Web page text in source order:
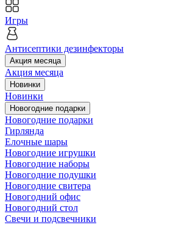
Игры
Антисептики дезинфекторы
Акция месяца
Акция месяца
Новинки
Новинки
Новогодние подарки
Новогодние подарки
Гирлянда
Елочные шары
Новогодние игрушки
Новогодние наборы
Новогодние подушки
Новогодние свитера
Новогодний офис
Новогодний стол
Свечи и подсвечники